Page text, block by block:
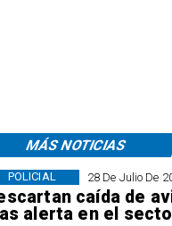
MÁS NOTICIAS
28 De Julio De
caída de
alerta en el
POLICIAL